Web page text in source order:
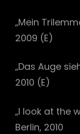
„Mein
2009 (E)
„Das Auge
2010 (E)
„I look at the
Berlin, 2010